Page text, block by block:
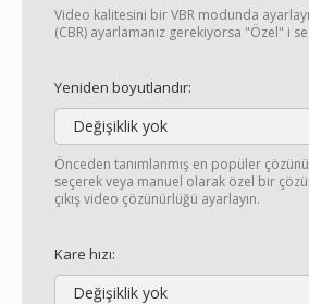
Video kalitesini bir VBR modunda
(CBR) ayarlamanız gerekiyorsa "Özel" i
Yeniden boyutlandır:
Değişiklik yok
Önceden tanımlanmış en popüler
seçerek veya manuel olarak özel bir
çıkış video çözünürlüğü ayarlayın.
Kare hızı:
Değişiklik yok